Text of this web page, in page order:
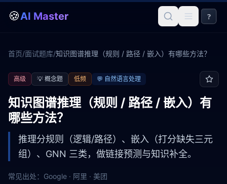
🍪AI Master ?
首页/面试题库/知识图谱推理（规则 / 路径 / 嵌入）有哪些方法？
高级 💡 概念题 低频 💬 自然语言处理
知识图谱推理（规则 / 路径 / 嵌入）有
哪些方法？
推理分规则（逻辑/路径）、嵌入（打分缺失三元
组）、GNN 三类，做链接预测与知识补全。
常见出处： Google · 阿里 · 美团